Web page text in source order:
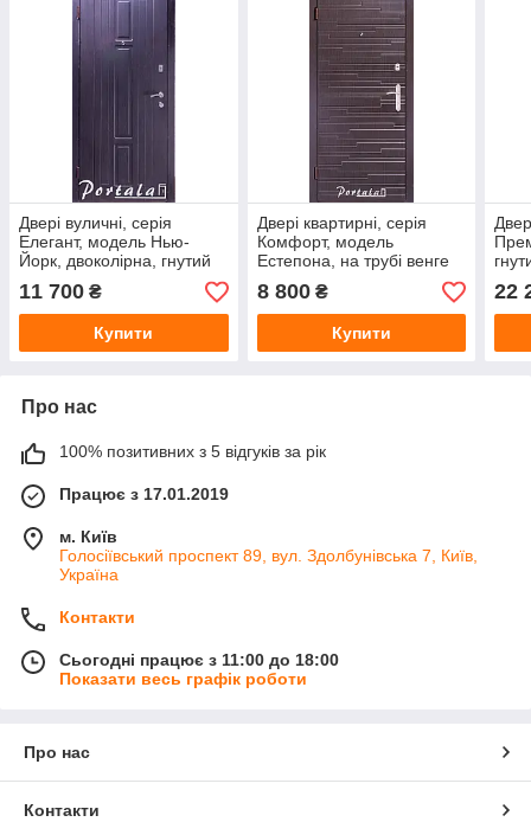
Двері вуличні, серія
Елегант, модель Нью-
Йорк, двоколірна, гнутий
профіль, 2 контури
ущільнення, 2 замки
11 700 ₴
Купити
Двері квартирні, серія
Комфорт, модель
Естепона, на трубі венге
темний/венге світлий, 2
замки
8 800₴
Купити
150
22
Про нас
100% позитивних з 5 відгуків за рік
Працює з 17.01.2019
м. Київ
Голосіївський проспект 89, вул. Здолбунівська 7, Київ,
Україна
Контакти
Сьогодні працює з 11:00 до 18:00
Показати весь графік роботи
Про нас
Контакти